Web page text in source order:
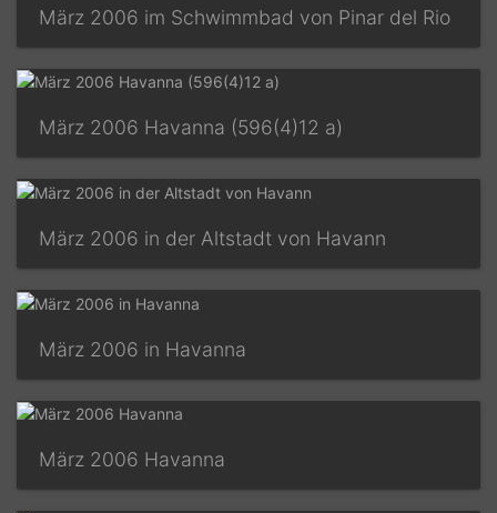
März 2006 im Schwimmbad von Pinar del Rio
März 2006 Havanna (596(4)12 a)
März 2006 in der Altstadt von Havann
März 2006 in Havanna
März 2006 Havanna